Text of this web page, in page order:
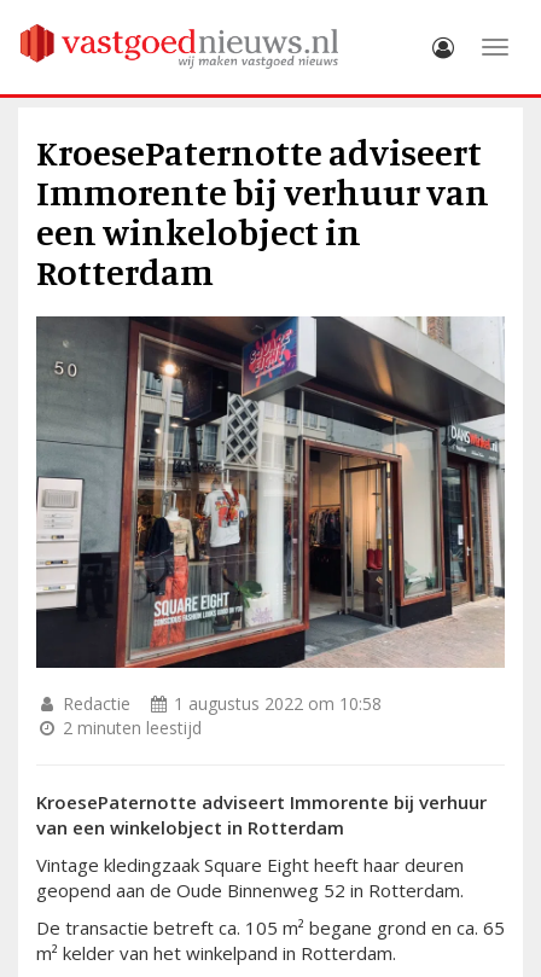
KroesePaternotte adviseert
Immorente bij verhuur van
een winkelobject in
Rotterdam
Redactie
1 augustus 2022 om 10:58
2 minuten leestijd
KroesePaternotte adviseert Immorente bij verhuur
van een winkelobject in Rotterdam
Vintage kledingzaak Square Eight heeft haar deuren
geopend aan de Oude Binnenweg 52 in Rotterdam.
De transactie betreft ca. 105 m² begane grond en ca. 65
m² kelder van het winkelpand in Rotterdam.